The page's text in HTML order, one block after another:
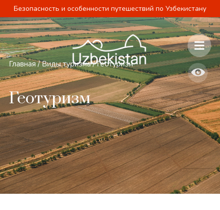
Безопасность и особенности путешествий по Узбекистану
Главная / Виды туризма / Геотуризм
Геотуризм